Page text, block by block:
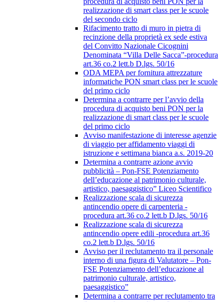
realizzazione di smart class per le scuole
del secondo ciclo
Rifacimento tratto di muro in pietra di
recinzione della proprietà ex sede estiva
del Convitto Nazionale Cicognini
Denominata “Villa Delle Sacca”-procedura
art.36 co.2 lett.b D.lgs. 50/16
ODA MEPA per fornitura attrezzature
informatiche PON smart class per le scuole
del primo ciclo
Determina a contrarre per l’avvio della
procedura di acquisto beni PON per la
realizzazione di smart class per le scuole
del primo ciclo
Avviso manifestazione di interesse agenzie
di viaggio per affidamento viaggi di
istruzione e settimana bianca a.s. 2019-20
Determina a contrarre azione avvio
pubblicità – Pon-FSE Potenziamento
dell’educazione al patrimonio culturale,
artistico, paesaggistico” Liceo Scientifico
Realizzazione scala di sicurezza
antincendio opere di carpenteria -
procedura art.36 co.2 lett.b D.lgs. 50/16
Realizzazione scala di sicurezza
antincendio opere edili -procedura art.36
co.2 lett.b D.lgs. 50/16
Avviso per il reclutamento tra il personale
interno di una figura di Valutatore – Pon-
FSE Potenziamento dell’educazione al
patrimonio culturale, artistico,
paesaggistico”
Determina a contrarre per reclutamento tra